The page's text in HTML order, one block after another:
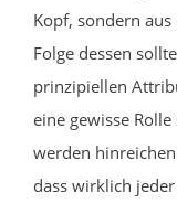
Kopf, sondern
Folge dessen
prinzipiellen
eine gewisse
werden
dass wirklich